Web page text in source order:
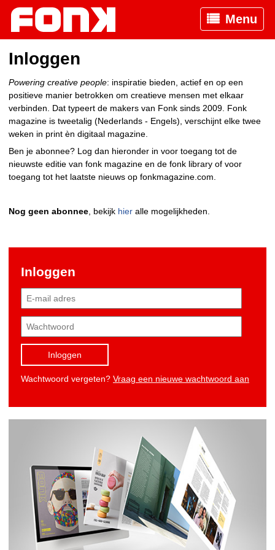
Menu
Inloggen
Powering creative people: inspiratie bieden, actief en op een
positieve manier betrokken om creatieve mensen met elkaar
verbinden. Dat typeert de makers van Fonk sinds 2009. Fonk
magazine is tweetalig (Nederlands - Engels), verschijnt elke twee
weken in print èn digitaal magazine.
Ben je abonnee? Log dan hieronder in voor toegang tot de
nieuwste editie van fonk magazine en de fonk library of voor
toegang tot het laatste nieuws op fonkmagazine.com.
Nog geen abonnee , bekijk hier alle mogelijkheden.
Inloggen
Inloggen
Wachtwoord vergeten? Vraag een nieuwe wachtwoord aan